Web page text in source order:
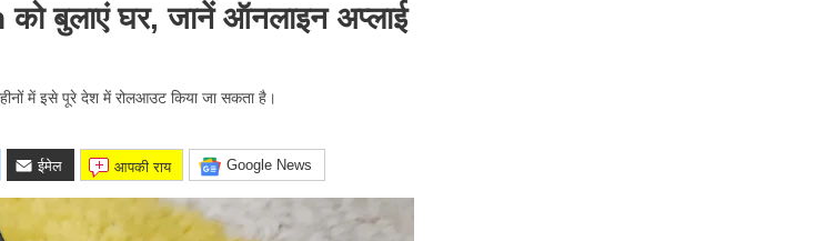
बुलाएं घर, जानें ऑनलाइन अप्लाई
में इसे पूरे देश में रोलआउट किया जा सकता है।
ईमेल आपकी राय Google News